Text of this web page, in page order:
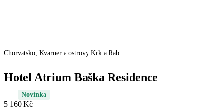
Chorvatsko, Kvarner a ostrovy Krk a Rab
Hotel Atrium Baška Residence
Novinka
5 160 Kč